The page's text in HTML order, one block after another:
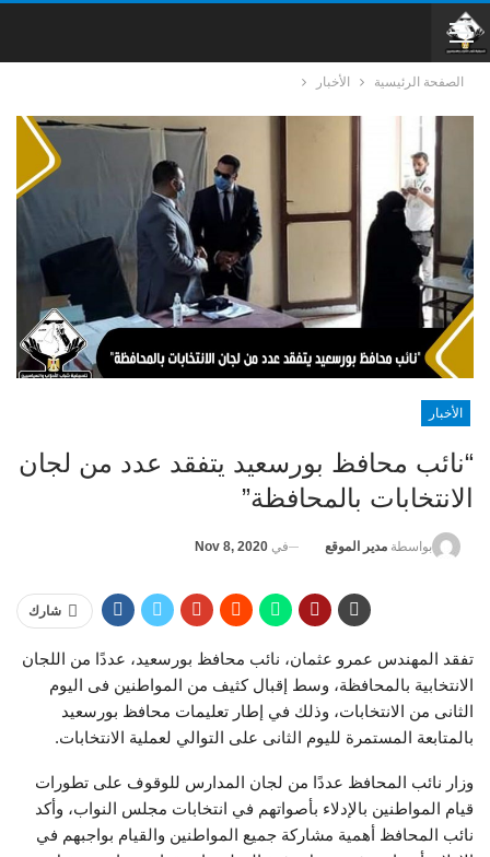
الصفحة الرئيسية الأخبار
الأخبار
“نائب محافظ بورسعيد يتفقد عدد من لجان
الانتخابات بالمحافظة”
بواسطة مدير الموقع في Nov 8, 2020
شارك
تفقد المهندس عمرو عثمان، نائب محافظ بورسعيد، عددًا من اللجان
الانتخابية بالمحافظة، وسط إقبال كثيف من المواطنين فى اليوم
الثانى من الانتخابات، وذلك في إطار تعليمات محافظ بورسعيد
بالمتابعة المستمرة لليوم الثانى على التوالي لعملية الانتخابات.
وزار نائب المحافظ عددًا من لجان المدارس للوقوف على تطورات
قيام المواطنين بالإدلاء بأصواتهم في انتخابات مجلس النواب، وأكد
نائب المحافظ أهمية مشاركة جميع المواطنين والقيام بواجبهم في